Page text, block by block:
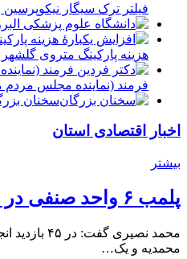
فیلتر ترک سیگار نیکوپرسین
هزینه پارکینگ متروی گلشهر
فرمند (نماينده مجلس مردم
سخنان
اخبار اقتصادی استان
بیشتر
پلمب ۶ واحد صنفی در شهرستان البرز
محمدیه و یک…